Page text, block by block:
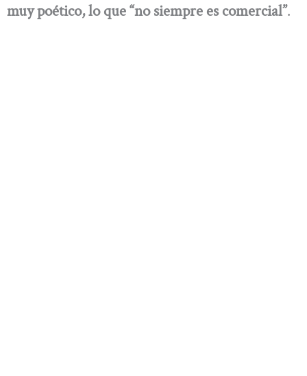
muy poético, lo que “no siempre es comercial”.